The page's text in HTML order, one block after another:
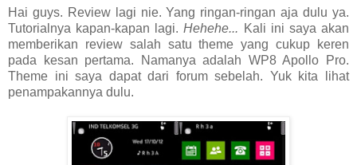
Hai guys. Review lagi nie. Yang ringan-ringan aja dulu ya.
Tutorialnya kapan-kapan lagi.Hehehe... Kali ini saya akan
memberikan review salah satu theme yang cukup keren
pada kesan pertama. Namanya adalah WP8 Apollo Pro.
Theme ini saya dapat dari forum sebelah. Yuk kita lihat
penampakannya dulu.